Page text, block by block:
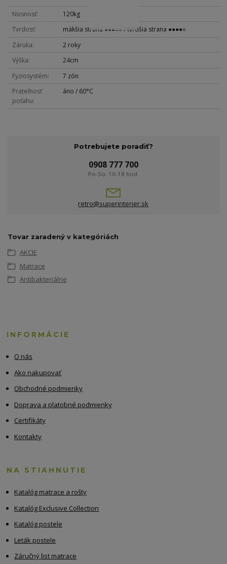
Nosnosť
120kg
Tvrdosť
mäkšia strana ●●●○○ / tvrdšia strana ●●●●○
Záruka
2 roky
Výška
24cm
Fyziosystém
7 zón
Prateľnosť
poťahu
áno / 60°C
Potrebujete poradiť?
0908 777 700
Po-So: 10-18 hod.
retro@superinterier.sk
Tovar zaradený v kategóriách
AKCIE
Matrace
Antibakteriálne
INFORMÁCIE
O nás
Ako nakupovať
Obchodné podmienky
Doprava a platobné podmienky
Certifikáty
Kontakty
NA STIAHNUTIE
Katalóg matrace a rošty
Katalóg Exclusive Collection
Katalóg postele
Leták postele
Záručný list matrace